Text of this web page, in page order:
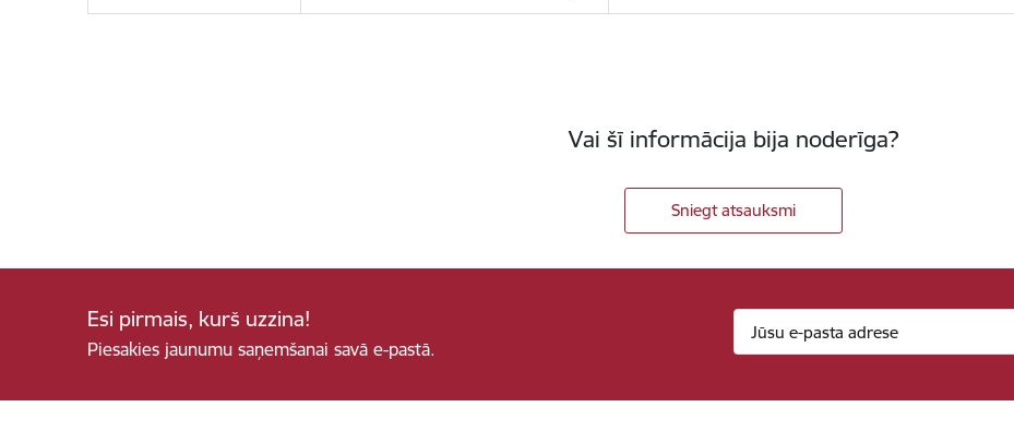
Vai šī informācija bija noderīga?
Sniegt atsauksmi
Esi pirmais, kurš uzzina!
Piesakies jaunumu saņemšanai savā e-pastā.